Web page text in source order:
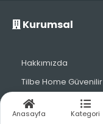
Anasayfa Kategori
Kurumsal
Hakkımızda
Tilbe Home
Müşteri Yorumları
Mesafeli Satış